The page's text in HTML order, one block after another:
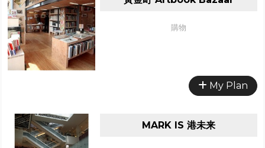
購物
My Plan
MARK IS 港未来